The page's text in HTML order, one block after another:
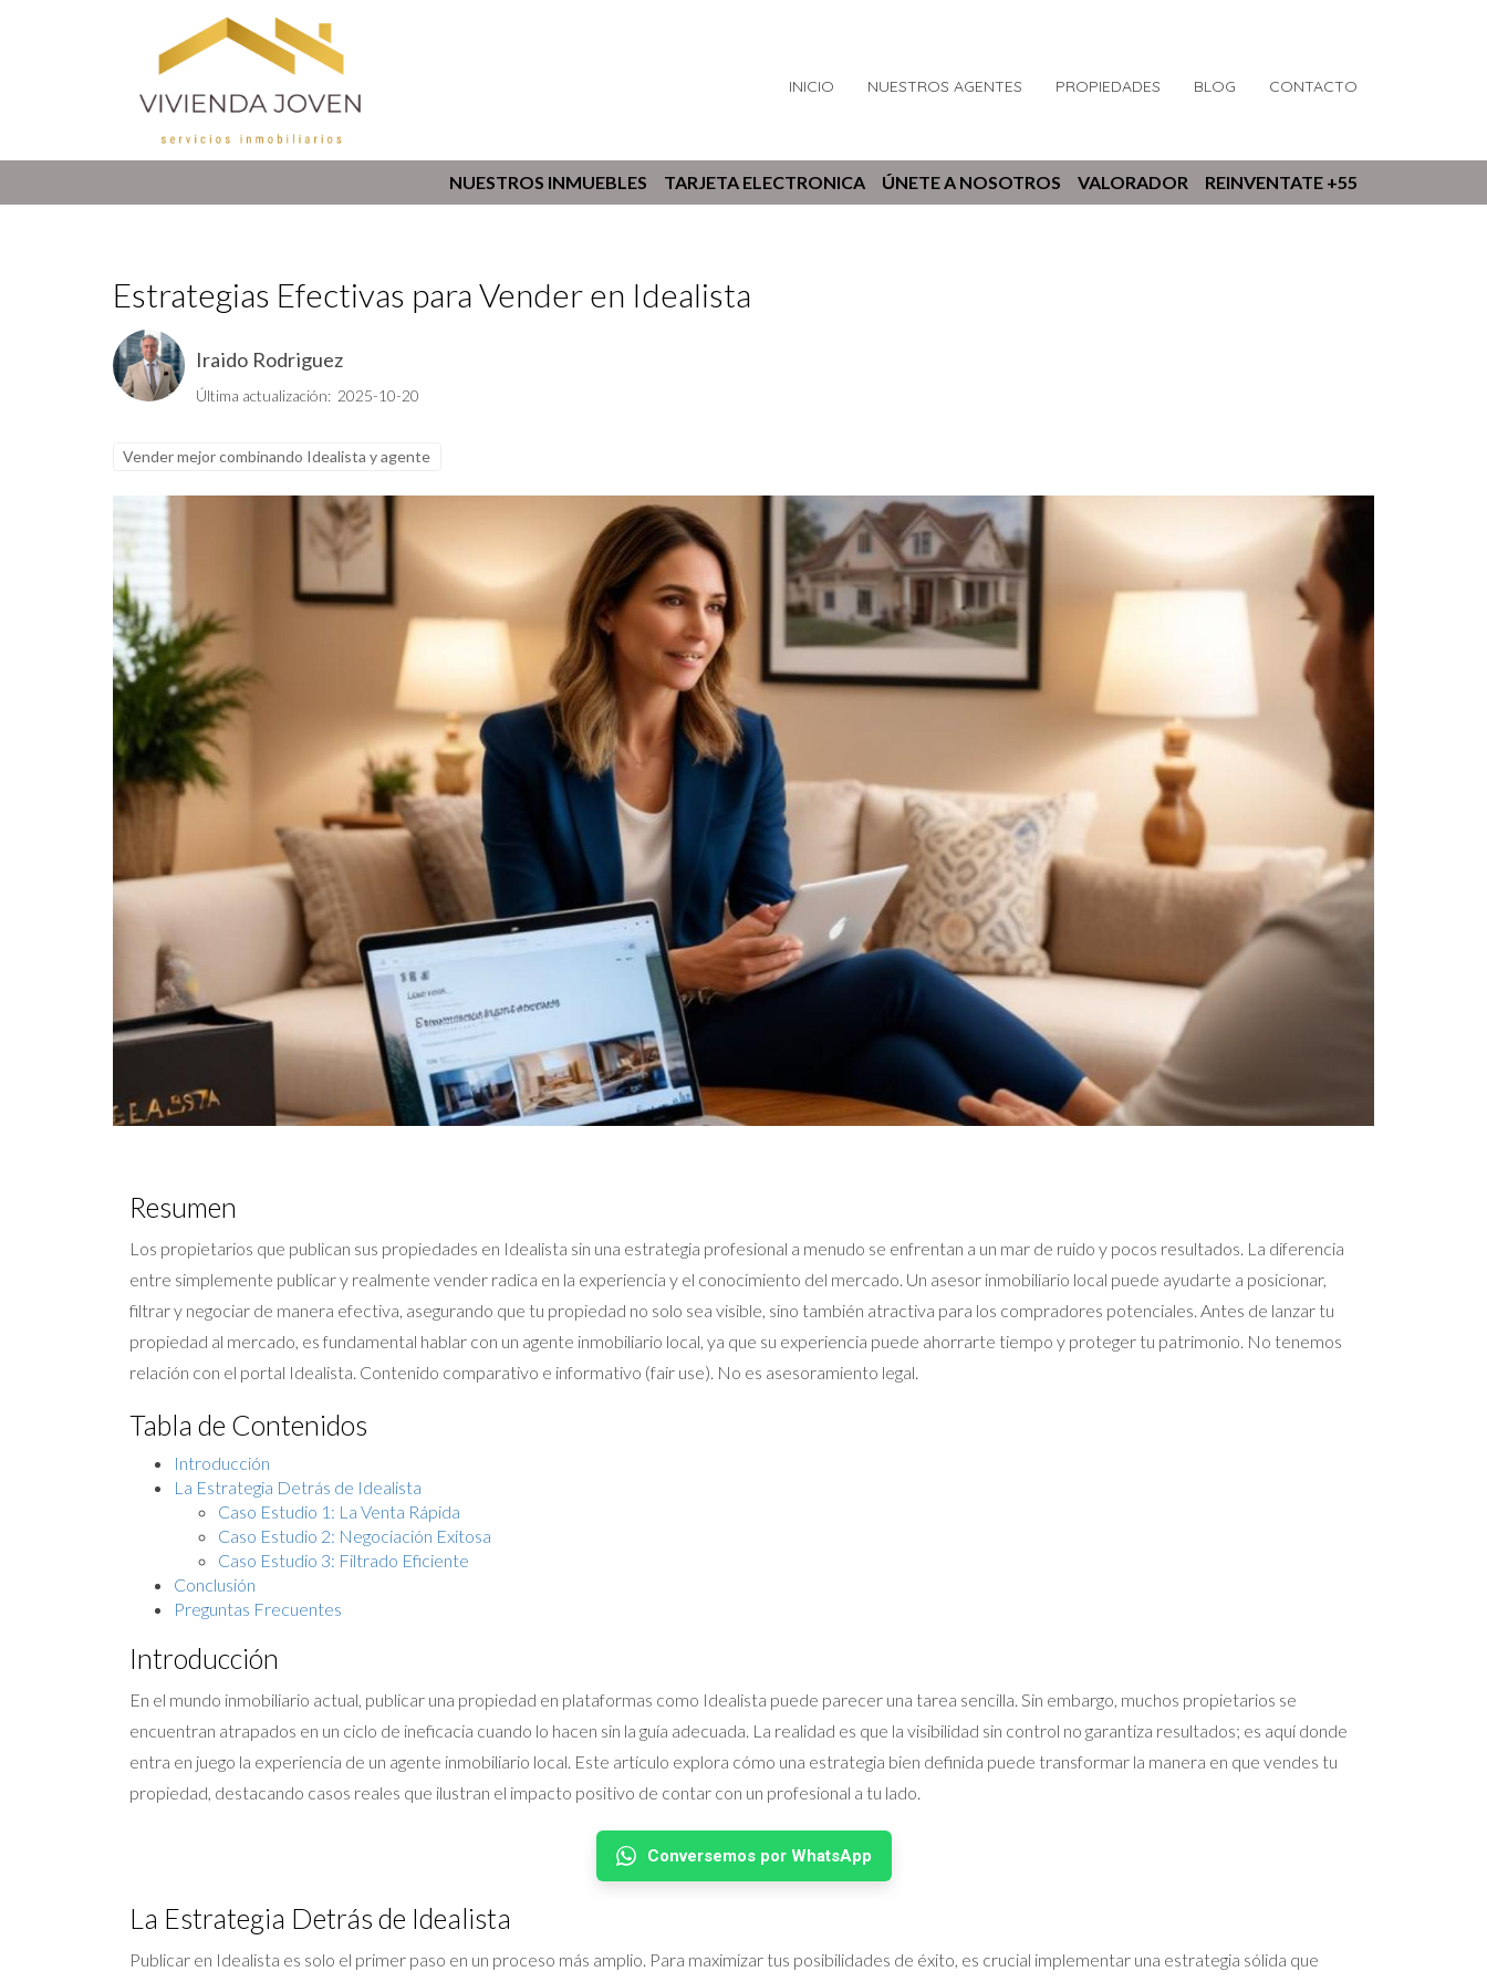
INICIO NUESTROS AGENTES PROPIEDADES BLOG CONTACTO
NUESTROS INMUEBLES TARJETA ELECTRONICA ÚNETE A NOSOTROS VALORADOR REINVENTATE +55
Estrategias Efectivas para Vender en Idealista
Iraido Rodriguez
Última actualización: 2025-10-20
Vender mejor combinando Idealista y agente
Resumen
Los propietarios que publican sus propiedades en Idealista sin una estrategia profesional a menudo se enfrentan a un mar de ruido y pocos resultados. La diferencia
entre simplemente publicar y realmente vender radica en la experiencia y el conocimiento del mercado. Un asesor inmobiliario local puede ayudarte a posicionar,
filtrar y negociar de manera efectiva, asegurando que tu propiedad no solo sea visible, sino también atractiva para los compradores potenciales. Antes de lanzar tu
propiedad al mercado, es fundamental hablar con un agente inmobiliario local, ya que su experiencia puede ahorrarte tiempo y proteger tu patrimonio. No tenemos
relación con el portal Idealista. Contenido comparativo e informativo (fair use). No es asesoramiento legal.
Tabla de Contenidos
Introducción
La Estrategia Detrás de Idealista
Caso Estudio 1: La Venta Rápida
Caso Estudio 2: Negociación Exitosa
Caso Estudio 3: Filtrado Eficiente
Conclusión
Preguntas Frecuentes
Introducción
En el mundo inmobiliario actual, publicar una propiedad en plataformas como Idealista puede parecer una tarea sencilla. Sin embargo, muchos propietarios se
encuentran atrapados en un ciclo de ineficacia cuando lo hacen sin la guía adecuada. La realidad es que la visibilidad sin control no garantiza resultados; es aquí donde
entra en juego la experiencia de un agente inmobiliario local. Este artículo explora cómo una estrategia bien definida puede transformar la manera en que vendes tu
propiedad, destacando casos reales que ilustran el impacto positivo de contar con un profesional a tu lado.
Conversemos por WhatsApp
La Estrategia Detrás de Idealista
Publicar en Idealista es solo el primer paso en un proceso más amplio. Para maximizar tus posibilidades de éxito, es crucial implementar una estrategia sólida que